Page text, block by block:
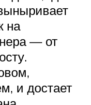
на
— от
и достает